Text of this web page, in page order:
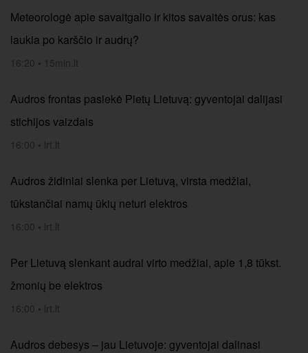
Meteorologė apie savaitgalio ir kitos savaitės orus: kas
laukia po karščio ir audrų?
16:20 • 15min.lt
Audros frontas pasiekė Pietų Lietuvą: gyventojai dalijasi
stichijos vaizdais
16:00 • lrt.lt
Audros židiniai slenka per Lietuvą, virsta medžiai,
tūkstančiai namų ūkių neturi elektros
16:00 • lrt.lt
Per Lietuvą slenkant audrai virto medžiai, apie 1,8 tūkst.
žmonių be elektros
16:00 • lrt.lt
Audros debesys – jau Lietuvoje: gyventojai dalinasi